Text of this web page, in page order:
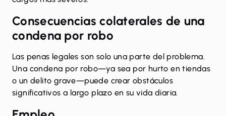
Consecuencias colaterales de una
condena por robo
Las penas legales son solo una parte del problema.
Una condena por robo—ya sea por hurto en tiendas
o un delito grave—puede crear obstáculos
significativos a largo plazo en su vida diaria.